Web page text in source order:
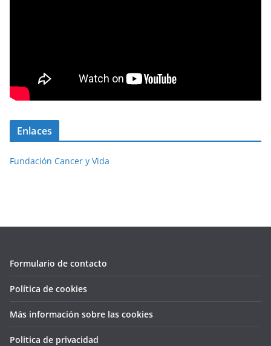
Enlaces
Fundación Cancer y Vida
Formulario de contacto
Política de cookies
Más información sobre las cookies
Politica de privacidad